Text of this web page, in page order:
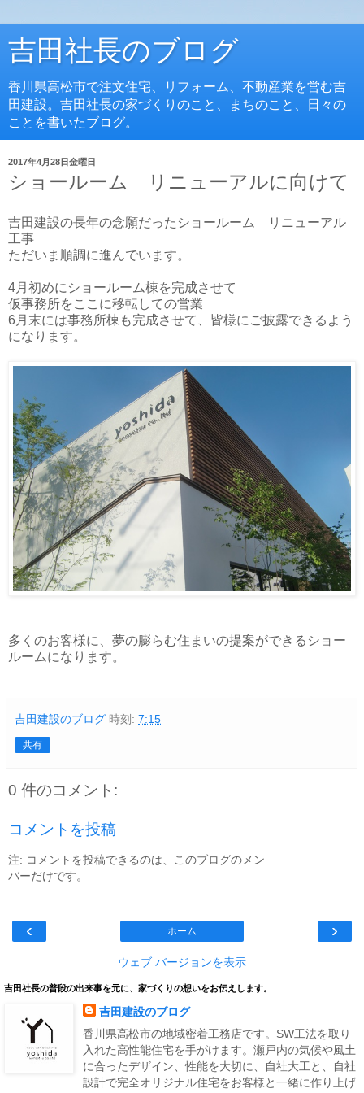
吉田社長のブログ
香川県高松市で注文住宅、リフォーム、不動産業を営む吉
田建設。吉田社長の家づくりのこと、まちのこと、日々の
ことを書いたブログ。
2017年4月28日金曜日
ショールーム リニューアルに向けて
吉田建設の長年の念願だったショールーム リニューアル
工事
ただいま順調に進んでいます。
4月初めにショールーム棟を完成させて
仮事務所をここに移転しての営業
6月末には事務所棟も完成させて、皆様にご披露できるよう
になります。
多くのお客様に、夢の膨らむ住まいの提案ができるショー
ルームになります。
吉田建設のブログ 時刻: 7:15
共有
0 件のコメント:
コメントを投稿
注: コメントを投稿できるのは、このブログのメン
バーだけです。
‹ ›
ホーム
ウェブ バージョンを表示
吉田社長の普段の出来事を元に、家づくりの想いをお伝えします。
吉田建設のブログ
香川県高松市の地域密着工務店です。SW工法を取り
入れた高性能住宅を手がけます。瀬戸内の気候や風土
に合ったデザイン、性能を大切に、自社大工と、自社
設計で完全オリジナル住宅をお客様と一緒に作り上げ